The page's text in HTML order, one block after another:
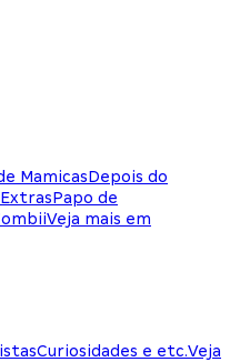
MamicasDepois do
ExtrasPapo de
Veja mais em
Curiosidades e etc.Veja